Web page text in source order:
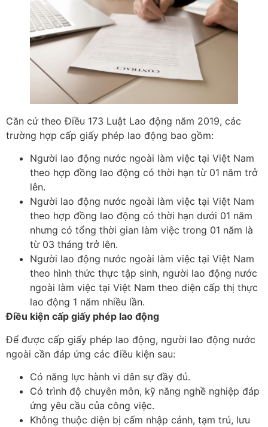
Căn cứ theo Điều 173 Luật Lao động năm 2019, các
trường hợp cấp giấy phép lao động bao gồm:
Người lao động nước ngoài làm việc tại Việt Nam
theo hợp đồng lao động có thời hạn từ 01 năm trở
lên.
Người lao động nước ngoài làm việc tại Việt Nam
theo hợp đồng lao động có thời hạn dưới 01 năm
nhưng có tổng thời gian làm việc trong 01 năm là
từ 03 tháng trở lên.
Người lao động nước ngoài làm việc tại Việt Nam
theo hình thức thực tập sinh, người lao động nước
ngoài làm việc tại Việt Nam theo diện cấp thị thực
lao động 1 năm nhiều lần.
Điều kiện cấp giấy phép lao động
Để được cấp giấy phép lao động, người lao động nước
ngoài cần đáp ứng các điều kiện sau:
Có năng lực hành vi dân sự đầy đủ.
Có trình độ chuyên môn, kỹ năng nghề nghiệp đáp
ứng yêu cầu của công việc.
Không thuộc diện bị cấm nhập cảnh, tạm trú, lưu